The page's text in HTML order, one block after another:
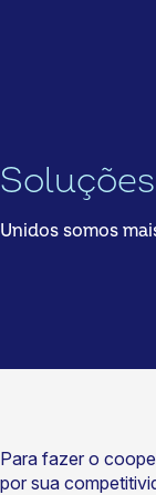
Soluções
Unidos somos
Para fazer o
por sua